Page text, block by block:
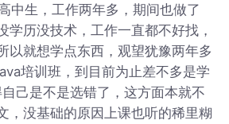
中生，工作两年多，期间也做了
学历没技术，工作一直都不好找，
以就想学点东西，观望犹豫两年多
培训班，到目前为止差不多是学
己是不是选错了，这方面本就不
，没基础的原因上课也听的稀里糊